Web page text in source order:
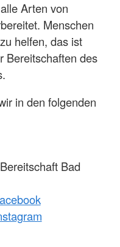
Arten von
Menschen
helfen, das ist
Bereitschaften des
in den folgenden
Bad